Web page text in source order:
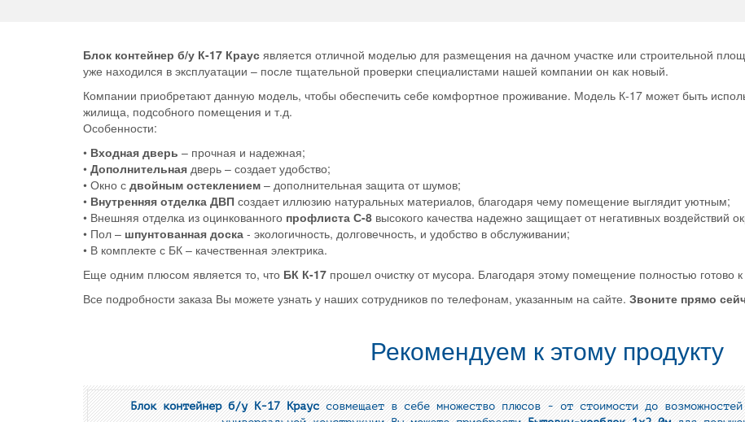
Блок контейнер б/у К-17 Краус является отличной моделью для размещения на дачном участке или строительной
уже находился в эксплуатации – после тщательной проверки специалистами нашей компании он как новый.
Компании приобретают данную модель, чтобы обеспечить себе комфортное проживание. Модель К-17 может быть
жилища, подсобного помещения и т.д.
Особенности:
• Входная дверь – прочная и надежная;
• Дополнительная дверь – создает удобство;
• Окно с двойным остеклением – дополнительная защита от шумов;
• Внутренняя отделка ДВП создает иллюзию натуральных материалов, благодаря чему помещение выглядит уютным;
• Внешняя отделка из оцинкованного профлиста С-8 высокого качества надежно защищает от негативных воздействий
• Пол – шпунтованная доска - экологичность, долговечность, и удобство в обслуживании;
• В комплекте с БК – качественная электрика.
Еще одним плюсом является то, что БК К-17 прошел очистку от мусора. Благодаря этому помещение полностью готово к
Все подробности заказа Вы можете узнать у наших сотрудников по телефонам, указанным на сайте. Звоните прямо
Рекомендуем к этому продукту
Блок контейнер б/у К-17 Крауссовмещает в себе множество плюсов - от стоимости до